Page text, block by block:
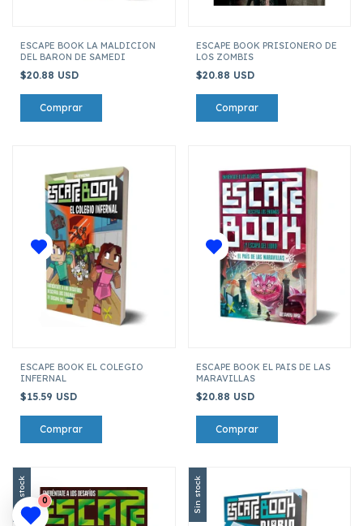
ESCAPE BOOK LA MALDICION
DEL BARON DE SAMEDI
$20.88 USD
ESCAPE BOOK PRISIONERO DE
LOS ZOMBIS
$20.88 USD
ESCAPE BOOK EL COLEGIO
INFERNAL
$15.59 USD
ESCAPE BOOK EL PAIS DE LAS
MARAVILLAS
$20.88 USD
Sin stock Sin stock
0